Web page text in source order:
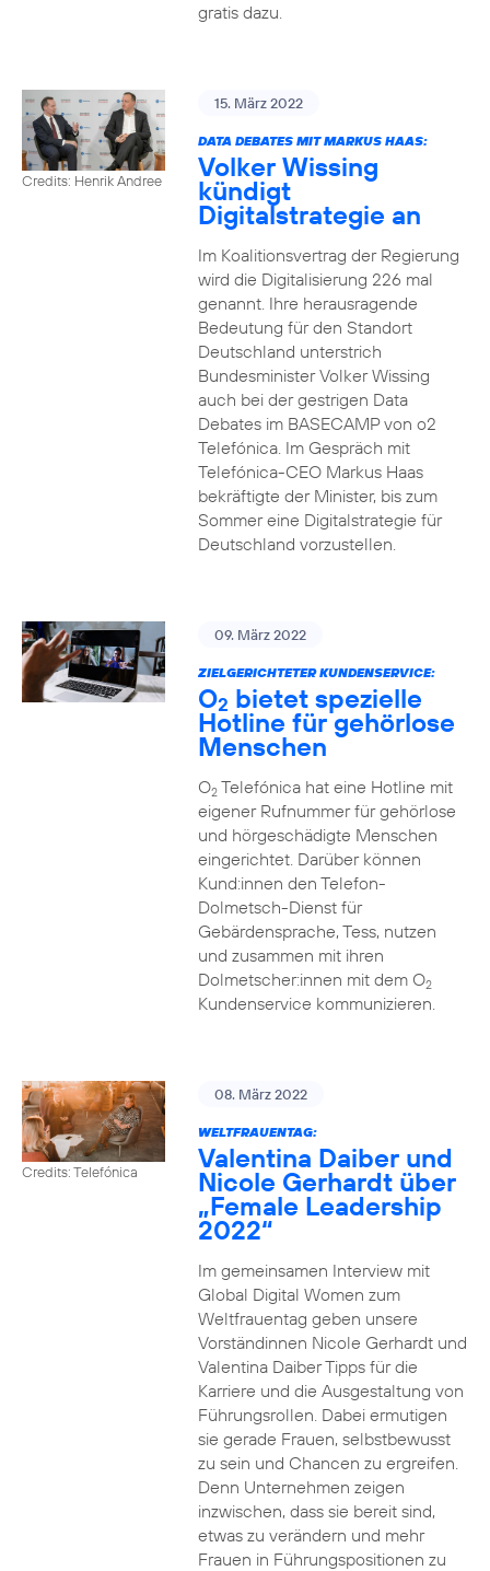
gratis dazu.
Credits: Henrik Andree
15. März 2022
DATA DEBATES MIT MARKUS HAAS:
Volker Wissing
kündigt
Digitalstrategie an
Im Koalitionsvertrag der Regierung
wird die Digitalisierung 226 mal
genannt. Ihre herausragende
Bedeutung für den Standort
Deutschland unterstrich
Bundesminister Volker Wissing
auch bei der gestrigen Data
Debates im BASECAMP von o2
Telefónica. Im Gespräch mit
Telefónica-CEO Markus Haas
bekräftigte der Minister, bis zum
Sommer eine Digitalstrategie für
Deutschland vorzustellen.
09. März 2022
ZIELGERICHTETER KUNDENSERVICE:
O2 bietet spezielle
Hotline für gehörlose
Menschen
O2Telefónica hat eine Hotline mit
eigener Rufnummer für gehörlose
und hörgeschädigte Menschen
eingerichtet. Darüber können
Kund:innen den Telefon-
Dolmetsch-Dienst für
Gebärdensprache, Tess, nutzen
und zusammen mit ihren
Dolmetscher:innen mit dem O2
Kundenservice kommunizieren.
Credits: Telefónica
08. März 2022
WELTFRAUENTAG:
Valentina Daiber und
Nicole Gerhardt über
„Female Leadership
2022“
Im gemeinsamen Interview mit
Global Digital Women zum
Weltfrauentag geben unsere
Vorständinnen Nicole Gerhardt und
Valentina Daiber Tipps für die
Karriere und die Ausgestaltung von
Führungsrollen. Dabei ermutigen
sie gerade Frauen, selbstbewusst
zu sein und Chancen zu ergreifen.
Denn Unternehmen zeigen
inzwischen, dass sie bereit sind,
etwas zu verändern und mehr
Frauen in Führungspositionen zu